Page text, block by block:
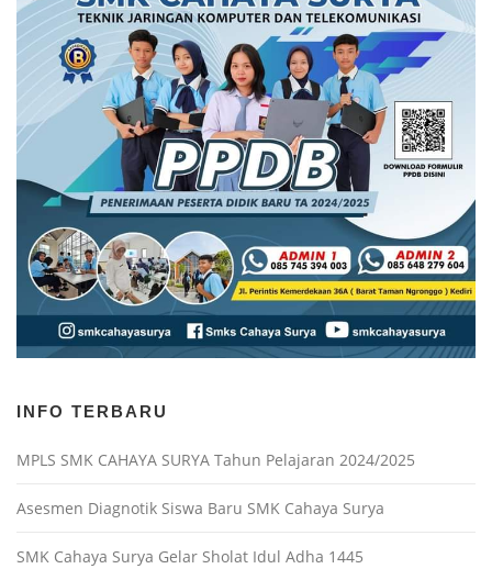
INFO TERBARU
MPLS SMK CAHAYA SURYA Tahun Pelajaran 2024/2025
Asesmen Diagnotik Siswa Baru SMK Cahaya Surya
SMK Cahaya Surya Gelar Sholat Idul Adha 1445